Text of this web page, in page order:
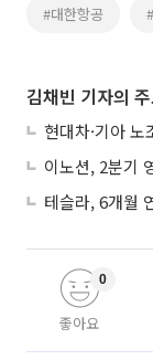
#대한항공
김채빈 기자의
좋아요
0